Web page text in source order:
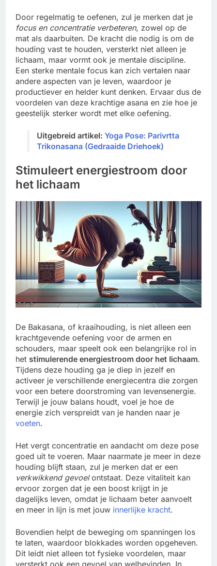
Door regelmatig te oefenen, zul je merken dat je
focus en concentratie verbeteren, zowel op de
mat als daarbuiten. De kracht die nodig is om de
houding vast te houden, versterkt niet alleen je
lichaam, maar vormt ook je mentale discipline.
Een sterke mentale focus kan zich vertalen naar
andere aspecten van je leven, waardoor je
productiever en helder kunt denken. Ervaar dus de
voordelen van deze krachtige asana en zie hoe je
geestelijk sterker wordt met elke oefening.
Uitgebreid artikel: Yoga Pose: Parivrtta
Trikonasana (Gedraaide Driehoek)
Stimuleert energiestroom door
het lichaam
De Bakasana, of kraaihouding, is niet alleen een
krachtgevende oefening voor de armen en
schouders, maar speelt ook een belangrijke rol in
het stimulerende energiestroom door het lichaam.
Tijdens deze houding ga je diep in jezelf en
activeer je verschillende energiecentra die zorgen
voor een betere doorstroming van levensenergie.
Terwijl je jouw balans houdt, voel je hoe de
energie zich verspreidt van je handen naar je
voeten.
Het vergt concentratie en aandacht om deze pose
goed uit te voeren. Maar naarmate je meer in deze
houding blijft staan, zul je merken dat er een
verkwikkend gevoelontstaat. Deze vitaliteit kan
ervoor zorgen dat je een boost krijgt in je
dagelijks leven, omdat je lichaam beter aanvoelt
en meer in lijn is met jouw innerlijke kracht.
Bovendien helpt de beweging om spanningen los
te laten, waardoor blokkades worden opgeheven.
Dit leidt niet alleen tot fysieke voordelen, maar
versterkt ook een gevoel van welbevinden. In